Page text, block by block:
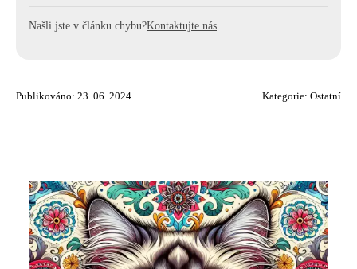
Našli jste v článku chybu?Kontaktujte nás
Publikováno: 23. 06. 2024 Kategorie: Ostatní